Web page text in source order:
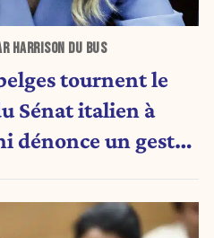
HARRISON DU BUS
tournent le
Sénat italien à
dénonce un geste